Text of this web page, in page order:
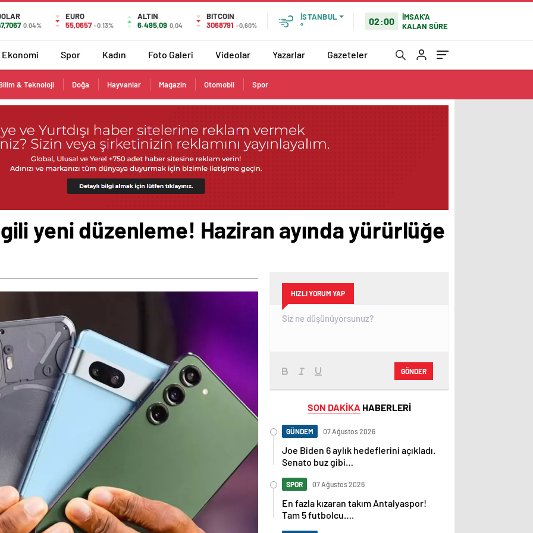
0.04%
EURO
55,0657 -0.13%
ALTIN
6.495,09 0,04
BITCOIN
3068791 -0,60%
İSTANBUL
°
02:00
İMSAK'A
KALAN SÜRE
Ekonomi Spor Kadın Foto Galeri Videolar Yazarlar Gazeteler
& Teknoloji Doğa Hayvanlar Magazin Otomobil Spor
yeni düzenleme! Haziran ayında yürürlüğe
HIZLI YORUM YAP
GÖNDER
SON DAKİKA HABERLERİ
GÜNDEM 07 Ağustos 2026
Joe Biden 6 aylık hedeflerini açıkladı.
Senato buz gibi…
SPOR 07 Ağustos 2026
En fazla kızaran takım Antalyaspor!
Tam 5 futbolcu….